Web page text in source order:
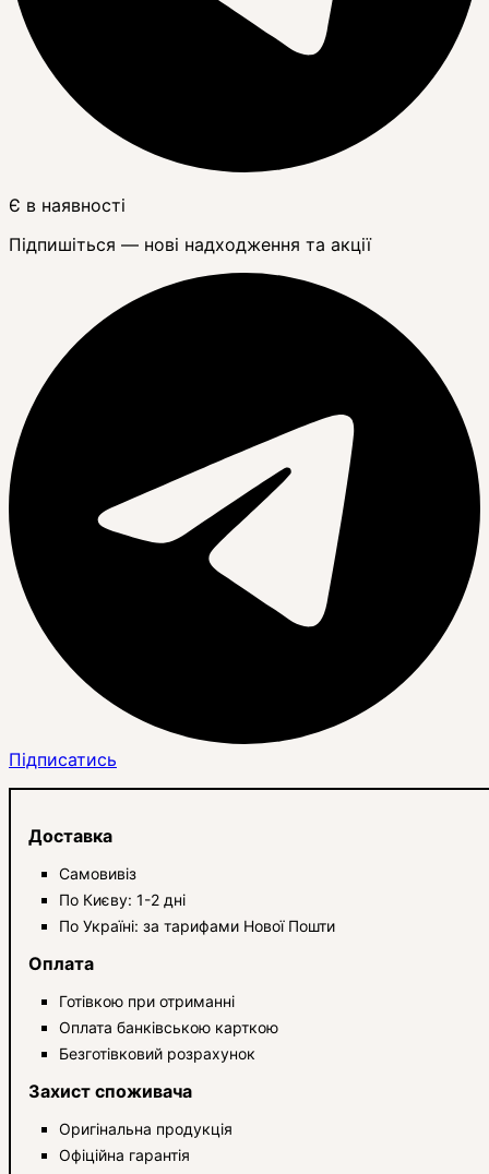
Є в наявності
Підпишіться — нові надходження та акції
Підписатись
Доставка
Самовивіз
По Києву: 1-2 дні
По Україні: за тарифами Нової Пошти
Оплата
Готівкою при отриманні
Оплата банківською карткою
Безготівковий розрахунок
Захист споживача
Оригінальна продукція
Офіційна гарантія